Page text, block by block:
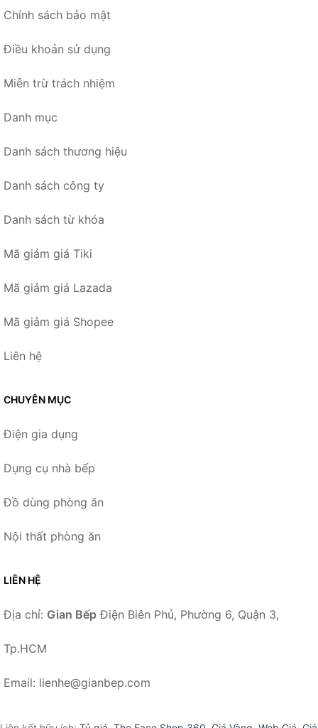
Chính sách bảo mật
Điều khoản sử dụng
Miễn trừ trách nhiệm
Danh mục
Danh sách thương hiệu
Danh sách công ty
Danh sách từ khóa
Mã giảm giá Tiki
Mã giảm giá Lazada
Mã giảm giá Shopee
Liên hệ
CHUYÊN MỤC
Điện gia dụng
Dụng cụ nhà bếp
Đồ dùng phòng ăn
Nội thất phòng ăn
LIÊN HỆ
Địa chỉ: Gian Bếp Điện Biên Phủ, Phường 6, Quận 3,
Tp.HCM
Email: lienhe@gianbep.com